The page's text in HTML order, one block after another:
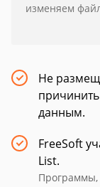
изменяем
Не
данным.
FreeSoft
List.
Программы,